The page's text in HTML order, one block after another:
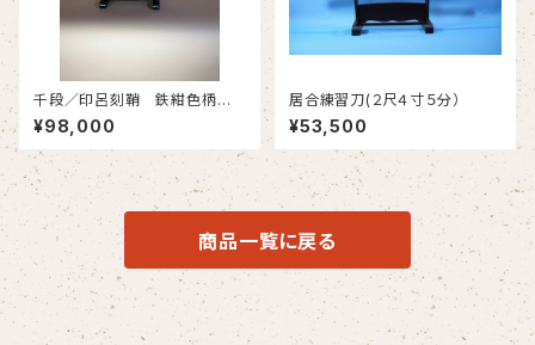
千段／印呂刻鞘 鉄紺色柄巻
(小刀) #608
¥98,000
居合練習刀(２尺４寸５分）
¥53,500
商品一覧に戻る